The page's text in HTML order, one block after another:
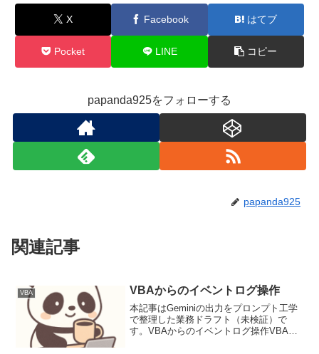
X Facebook はてブ
Pocket LINE コピー
papanda925をフォローする
papanda925
関連記事
VBA VBAからのイベントログ操作
本記事はGeminiの出力をプロンプト工学
で整理した業務ドラフト（未検証）で
す。VBAからのイベントログ操作VBAか